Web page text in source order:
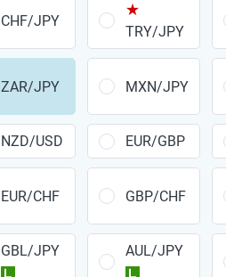
106円
28円
38円
34円
35円
CHF/JPY
★
TRY/JPY
ZAR/JPY MXN/JPY
NZD/USD EUR/GBP
EUR/CHF GBP/CHF
GBL/JPY
AUL/JPY